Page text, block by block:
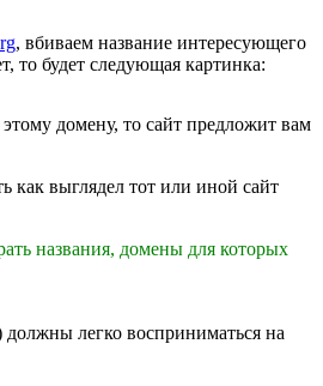
, вбиваем название интересующего
то будет следующая картинка:
домену, то сайт предложит вам
как выглядел тот или иной сайт
названия, домены для которых
легко восприниматься на